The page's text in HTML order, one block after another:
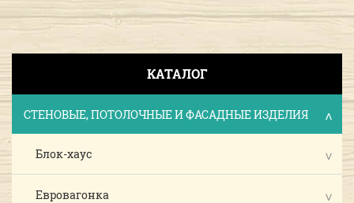
КАТАЛОГ
СТЕНОВЫЕ, ПОТОЛОЧНЫЕ И ФАСАДНЫЕ ИЗДЕЛИЯ
Блок-хаус
Евровагонка